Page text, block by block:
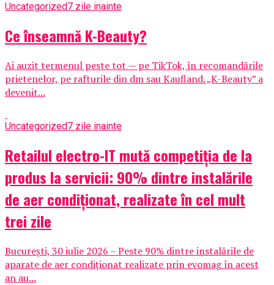
Uncategorized7 zile inainte
Ce înseamnă K-Beauty?
Ai auzit termenul peste tot — pe TikTok, în recomandările
prietenelor, pe rafturile din dm sau Kaufland. „K-Beauty” a
devenit...
Uncategorized7 zile inainte
Retailul electro-IT mută competiția de la
produs la servicii: 90% dintre instalările
de aer condiționat, realizate în cel mult
trei zile
București, 30 iulie 2026 – Peste 90% dintre instalările de
aparate de aer condiționat realizate prin evomag în acest
an au...